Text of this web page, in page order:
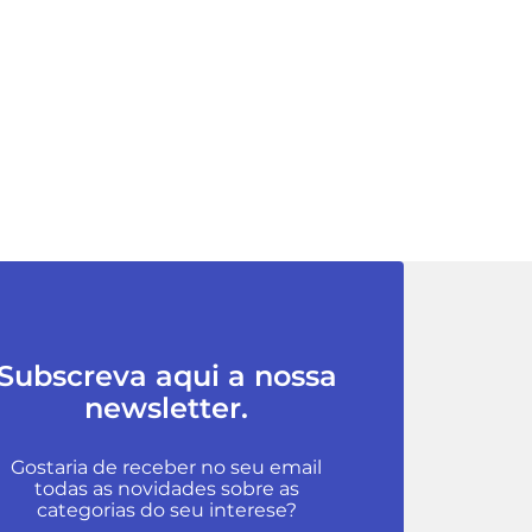
aqui a nossa
newsletter.
Gostaria de receber no seu email
todas as novidades sobre as
categorias do seu interese?